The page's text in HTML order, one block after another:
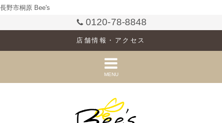
長野市桐原 Bee's
0120-78-8848
店舗情報・アクセス
MENU